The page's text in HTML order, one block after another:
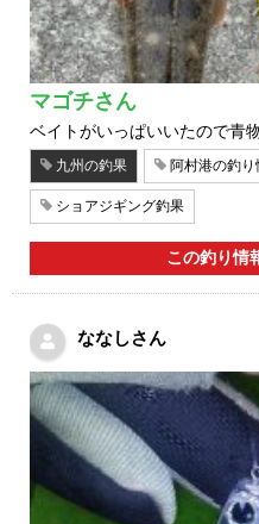
マゴチさん
ベイトがいっぱいいたので青
九州の釣果 阿村港の釣り
ショアジギング釣果
この釣り情
ななしさん